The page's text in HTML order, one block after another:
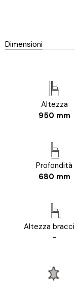
Dimensioni
Altezza
950 mm
Profondità
680 mm
Altezza
-